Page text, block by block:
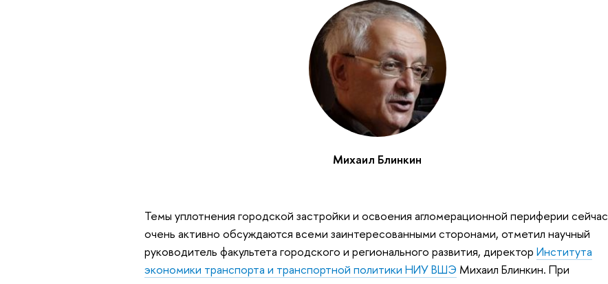
Михаил Блинкин
Темы уплотнения городской застройки и освоения агломерационной периферии сейчас
очень активно обсуждаются всеми заинтересованными сторонами, отметил научный
руководитель факультета городского и регионального развития, директор Института
экономики транспорта и транспортной политики НИУ ВШЭ Михаил Блинкин. При